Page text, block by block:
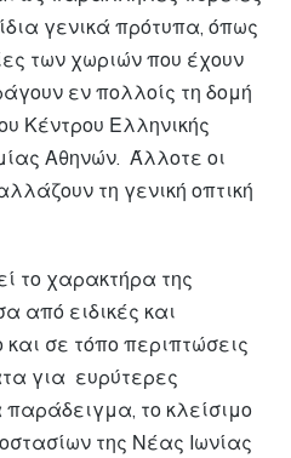
γενικά πρότυπα, όπως
των χωριών που έχουν
εν πολλοίς τη δομή
Κέντρου Ελληνικής
Αθηνών. Άλλοτε οι
τη γενική οπτική
το χαρακτήρα της
από ειδικές και
σε τόπο περιπτώσεις
για ευρύτερες
παράδειγμα, το κλείσιμο
της Νέας Ιωνίας